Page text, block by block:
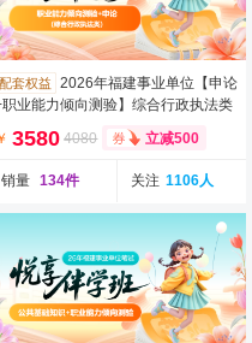
配套权益
2026年福建事业单位【申论
职业能力倾向测验】综合行政执法类
3580 4080 立减500
销量 134件 关注 1106人